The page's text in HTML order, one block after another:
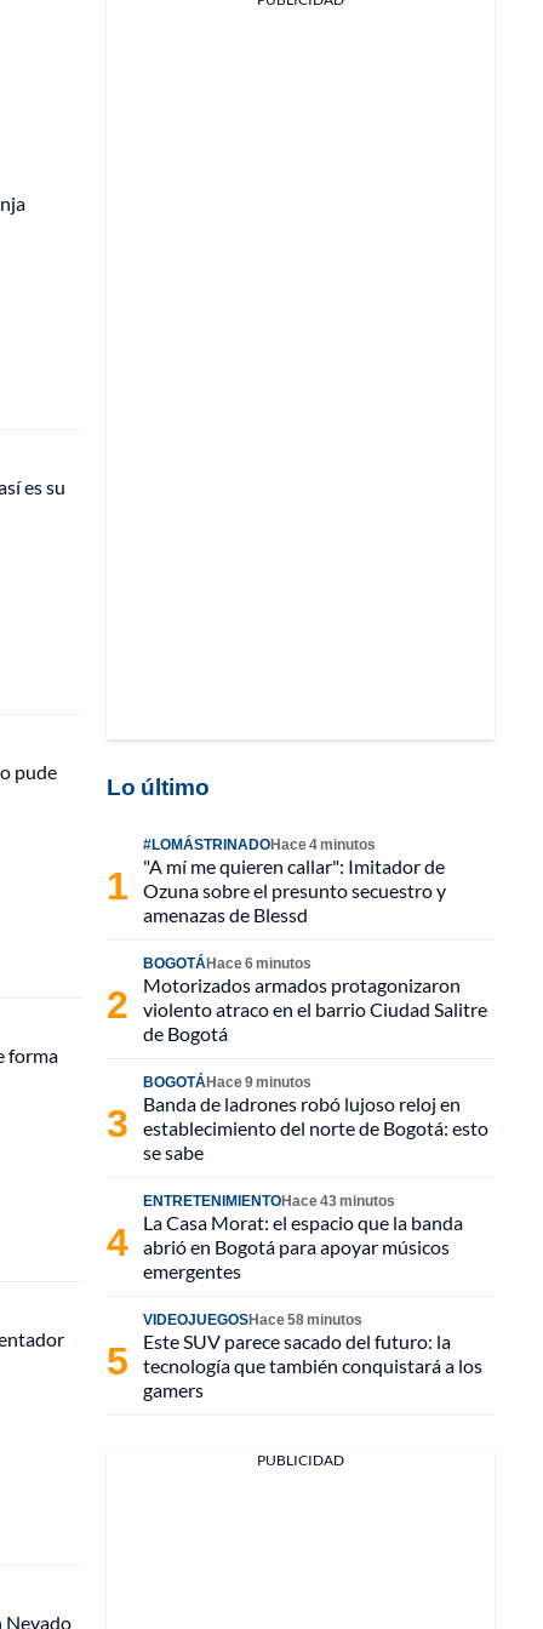
es su
pude
forma
Nevado
Lo último
#LOMÁSTRINADOHace 4 minutos
"A mí me quieren callar": Imitador de
Ozuna sobre el presunto secuestro y
amenazas de Blessd
BOGOTÁHace 6 minutos
Motorizados armados protagonizaron
violento atraco en el barrio Ciudad Salitre
de Bogotá
BOGOTÁHace 9 minutos
Banda de ladrones robó lujoso reloj en
establecimiento del norte de Bogotá: esto
se sabe
ENTRETENIMIENTOHace 43 minutos
La Casa Morat: el espacio que la banda
abrió en Bogotá para apoyar músicos
emergentes
VIDEOJUEGOSHace 58 minutos
Este SUV parece sacado del futuro: la
tecnología que también conquistará a los
gamers
PUBLICIDAD